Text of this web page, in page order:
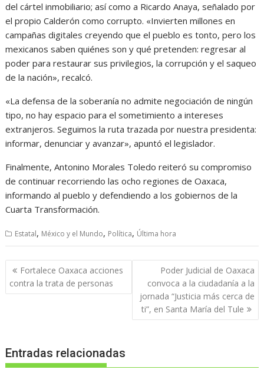
del cártel inmobiliario; así como a Ricardo Anaya, señalado por
el propio Calderón como corrupto. «Invierten millones en
campañas digitales creyendo que el pueblo es tonto, pero los
mexicanos saben quiénes son y qué pretenden: regresar al
poder para restaurar sus privilegios, la corrupción y el saqueo
de la nación», recalcó.
«La defensa de la soberanía no admite negociación de ningún
tipo, no hay espacio para el sometimiento a intereses
extranjeros. Seguimos la ruta trazada por nuestra presidenta:
informar, denunciar y avanzar», apuntó el legislador.
Finalmente, Antonino Morales Toledo reiteró su compromiso
de continuar recorriendo las ocho regiones de Oaxaca,
informando al pueblo y defendiendo a los gobiernos de la
Cuarta Transformación.
Estatal, México y el Mundo, Política, Última hora
Navegación
de
entradas
Fortalece Oaxaca acciones
contra la trata de personas
Poder Judicial de Oaxaca
convoca a la ciudadanía a la
jornada “Justicia más cerca de
ti”, en Santa María del Tule
Entradas relacionadas